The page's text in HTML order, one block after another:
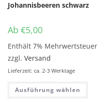
Johannisbeeren schwarz
Ab €5,00
Enthält 7% Mehrwertsteuer
zzgl.Versand
Lieferzeit: ca. 2-3 Werktage
Ausführung wählen